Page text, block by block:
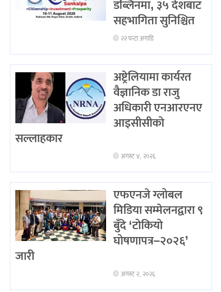
डब्लिनमा, ३५ देशबाट
सहभागिता सुनिश्चित
२२ घन्टा अगाडि
अष्ट्रेलियामा कार्यरत
वैज्ञानिक डा राजु
अधिकारी एनआरएनए
आइसीसीको
सल्लाहकार
अगस्ट ४, २०२६
एफएनजे ग्लोबल
मिडिया सम्मेलनद्वारा ९
बुँदे ‘टोकियो
घोषणापत्र–२०२६’
जारी
अगस्ट २, २०२६